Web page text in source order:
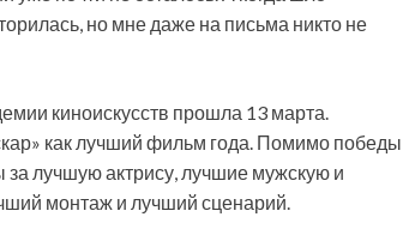
но мне даже на письма никто не
киноискусств прошла 13 марта.
как лучший фильм года. Помимо победы
лучшую актрису, лучшие мужскую и
монтаж и лучший сценарий.